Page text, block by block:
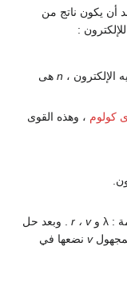
أن يكون ناتج من
:
، nهى
كولوم ، وهذه القوى
:
λ وr ، v . وبعد حل
v نضعها في